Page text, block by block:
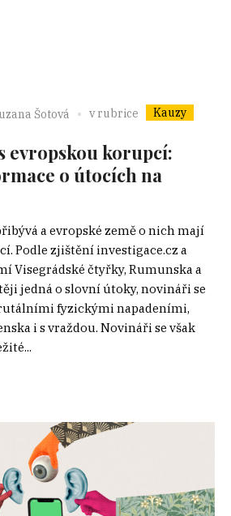
Šotová v rubrice Kauzy
evropskou korupcí:
o útocích na
a evropské země o nich mají
Podle zjištění investigace.cz a
Visegrádské čtyřky, Rumunska a
jedná o slovní útoky, novináři se
fyzickými napadeními,
i s vraždou. Novináři se však